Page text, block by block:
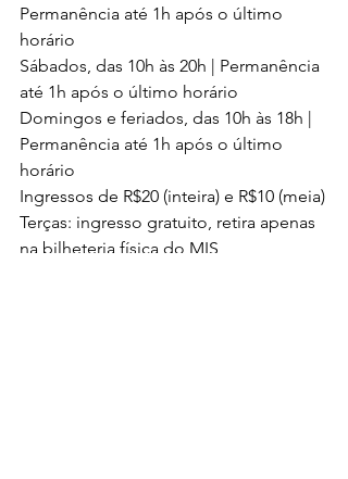
Permanência até 1h após o último
horário
Sábados, das 10h às 20h | Permanência
até 1h após o último horário
Domingos e feriados, das 10h às 18h |
Permanência até 1h após o último
horário
Ingressos de R$20 (inteira) e R$10 (meia)
Terças: ingresso gratuito, retira apenas
na bilheteria física do MIS